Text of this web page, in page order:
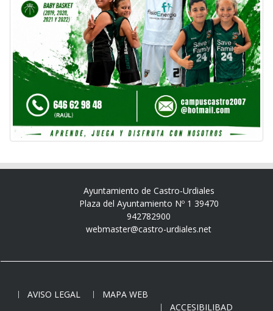
Ayuntamiento de Castro-Urdiales
Plaza del Ayuntamiento Nº 1 39470
942782900
webmaster@castro-urdiales.net
AVISO LEGAL
MAPA WEB
ACCESIBILIBAD